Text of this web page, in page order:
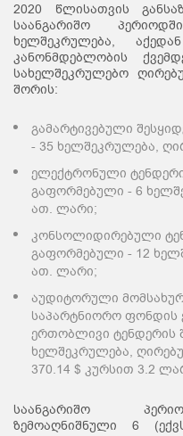
2020 წლისათვის
საანგარიშო
ხელშეკრულება,
კანონმდებლობის
სახელშეკრულებო
შორის:
გამარტივებული
- 35 ხელშეკრულება,
ელექტრონული
გაფორმებული - 6
ათ. ლარი;
კონსოლიდირებული
გაფორმებული - 12
ათ. ლარი;
აუდიტორული
საპარტნიორო ფონდის
ერთობლივი ტენდერის
ხელშეკრულება,
370.14 $ კურსით 3.2
საანგარიშო
ზემოაღნიშნული 6